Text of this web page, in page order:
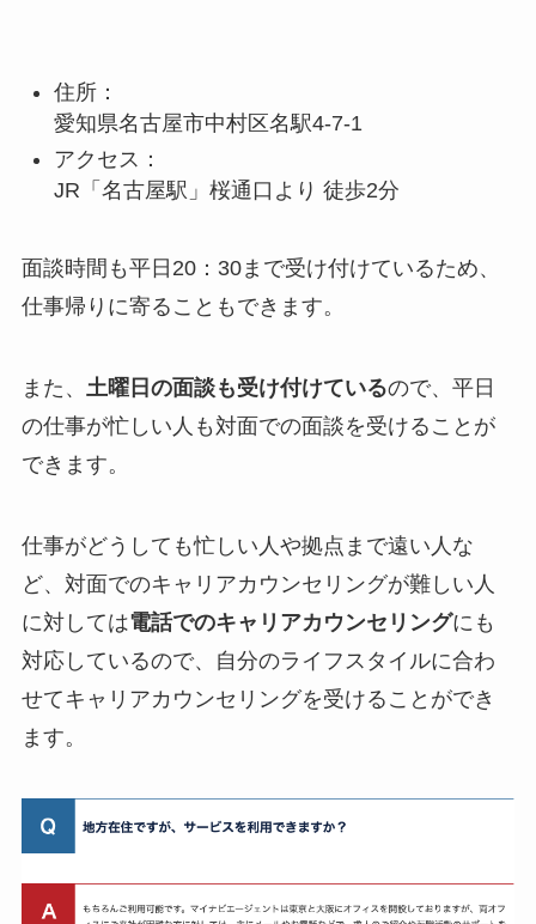
住所：
愛知県名古屋市中村区名駅4-7-1
アクセス：
JR「名古屋駅」桜通口より 徒歩2分
面談時間も平日20：30まで受け付けているため、
仕事帰りに寄ることもできます。
また、 土曜日の面談も受け付けているので、平日
の仕事が忙しい人も対面での面談を受けることが
できます。
仕事がどうしても忙しい人や拠点まで遠い人な
ど、対面でのキャリアカウンセリングが難しい人
に対しては電話でのキャリアカウンセリングにも
対応しているので、自分のライフスタイルに合わ
せてキャリアカウンセリングを受けることができ
ます。